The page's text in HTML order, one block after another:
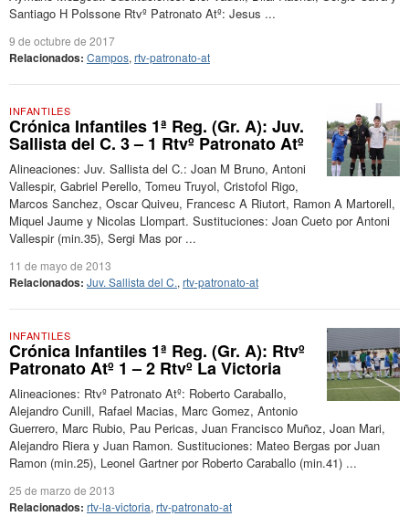
Santiago H Polssone Rtvº Patronato Atº: Jesus ...
9 de octubre de 2017
Relacionados: Campos, rtv-patronato-at
INFANTILES
Crónica Infantiles 1ª Reg. (Gr. A): Juv.
Sallista del C. 3 – 1 Rtvº Patronato Atº
Alineaciones: Juv. Sallista del C.: Joan M Bruno, Antoni
Vallespir, Gabriel Perello, Tomeu Truyol, Cristofol Rigo,
Marcos Sanchez, Oscar Quiveu, Francesc A Riutort, Ramon A Martorell,
Miquel Jaume y Nicolas Llompart. Sustituciones: Joan Cueto por Antoni
Vallespir (min.35), Sergi Mas por ...
11 de mayo de 2013
Relacionados: Juv. Sallista del C., rtv-patronato-at
INFANTILES
Crónica Infantiles 1ª Reg. (Gr. A): Rtvº
Patronato Atº 1 – 2 Rtvº La Victoria
Alineaciones: Rtvº Patronato Atº: Roberto Caraballo,
Alejandro Cunill, Rafael Macias, Marc Gomez, Antonio
Guerrero, Marc Rubio, Pau Pericas, Juan Francisco Muñoz, Joan Mari,
Alejandro Riera y Juan Ramon. Sustituciones: Mateo Bergas por Juan
Ramon (min.25), Leonel Gartner por Roberto Caraballo (min.41) ...
25 de marzo de 2013
Relacionados: rtv-la-victoria, rtv-patronato-at